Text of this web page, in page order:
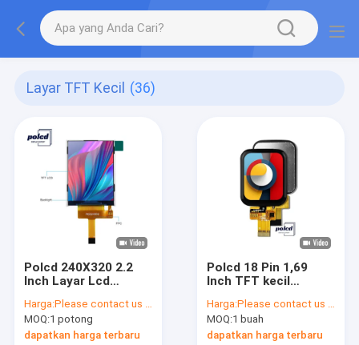
Layar TFT Kecil (36)
Polcd 240X320 2.2
Inch Layar Lcd
Kecil 300 Kecerahan
Harga:Please contact us for latest price
MOQ:1 potong
dapatkan harga terbaru
Polcd 18 Pin 1,69
Inch TFT kecil
240x240 IPS LCD
Harga:Please contact us for latest price
MOQ:1 buah
dapatkan harga terbaru